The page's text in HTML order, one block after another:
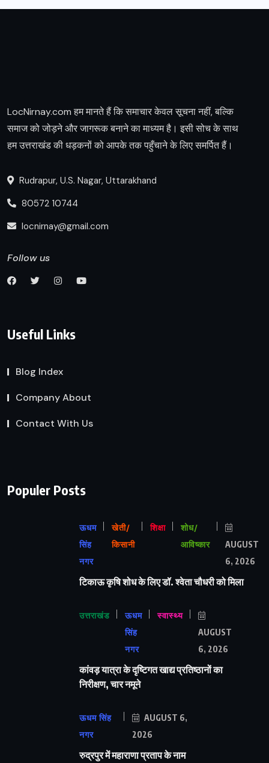
LocNirnay.com हम मानते हैं कि समाचार केवल सूचना नहीं, बल्कि
समाज को जोड़ने और जागरूक बनाने का माध्यम है। इसी सोच के साथ
हम उत्तराखंड की धड़कनों को आपके तक पहुँचाने के लिए समर्पित हैं।
Rudrapur, U.S. Nagar, Uttarakhand
80572 10744
locnirnay@gmail.com
Follow us
Useful Links
Blog Index
Company About
Contact With Us
Populer Posts
ऊधम
सिंह
नगर
खेती/
किसानी
शिक्षा
शोध/
आविष्कार
AUGUST
6, 2026
टिकाऊ कृषि शोध के लिए डॉ. श्वेता चौधरी को मिला
उत्तराखंड
ऊधम
सिंह
नगर
स्वास्थ्य
AUGUST
6, 2026
कांवड़ यात्रा के दृष्टिगत खाद्य प्रतिष्ठानों का
निरीक्षण, चार नमूने
ऊधम सिंह
नगर
AUGUST 6,
2026
रुद्रपुर में महाराणा प्रताप के नाम